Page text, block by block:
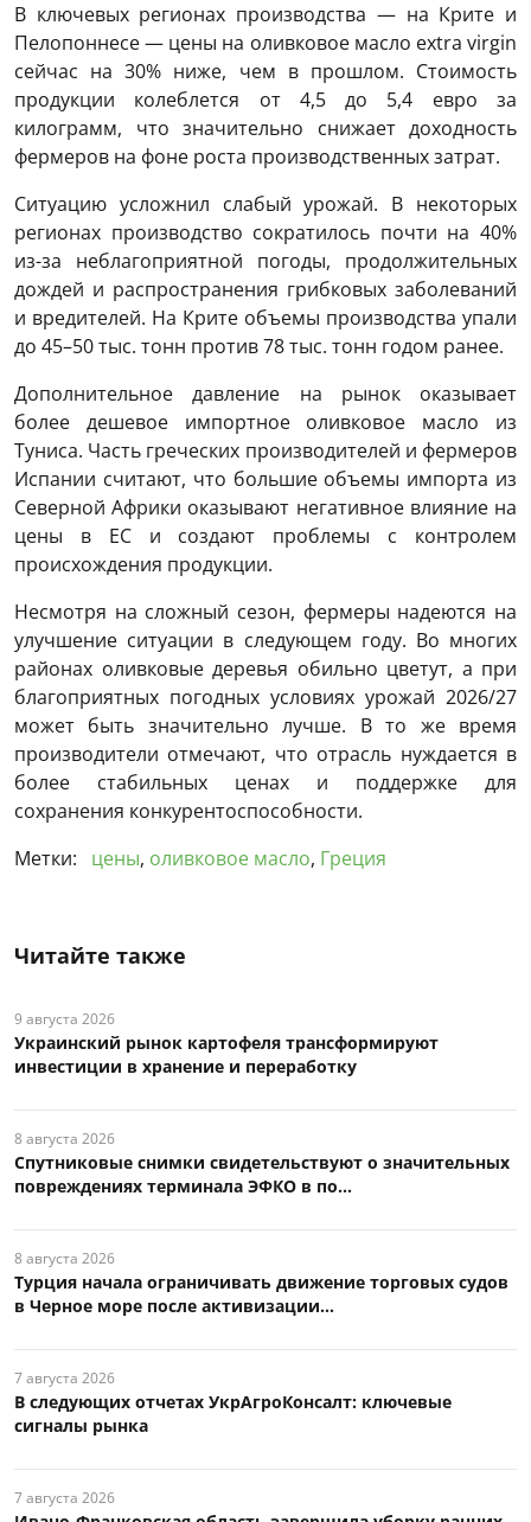
В ключевых регионах производства — на Крите и
Пелопоннесе — цены на оливковое масло extra virgin
сейчас на 30% ниже, чем в прошлом. Стоимость
продукции колеблется от 4,5 до 5,4 евро за
килограмм, что значительно снижает доходность
фермеров на фоне роста производственных затрат.
Ситуацию усложнил слабый урожай. В некоторых
регионах производство сократилось почти на 40%
из-за неблагоприятной погоды, продолжительных
дождей и распространения грибковых заболеваний
и вредителей. На Крите объемы производства упали
до 45–50 тыс. тонн против 78 тыс. тонн годом ранее.
Дополнительное давление на рынок оказывает
более дешевое импортное оливковое масло из
Туниса. Часть греческих производителей и фермеров
Испании считают, что большие объемы импорта из
Северной Африки оказывают негативное влияние на
цены в ЕС и создают проблемы с контролем
происхождения продукции.
Несмотря на сложный сезон, фермеры надеются на
улучшение ситуации в следующем году. Во многих
районах оливковые деревья обильно цветут, а при
благоприятных погодных условиях урожай 2026/27
может быть значительно лучше. В то же время
производители отмечают, что отрасль нуждается в
более стабильных ценах и поддержке для
сохранения конкурентоспособности.
Метки:
цены, оливковое масло, Греция
Читайте также
9 августа 2026
Украинский рынок картофеля трансформируют
инвестиции в хранение и переработку
8 августа 2026
Спутниковые снимки свидетельствуют о значительных
повреждениях терминала ЭФКО в по...
8 августа 2026
Турция начала ограничивать движение торговых судов
в Черное море после активизации...
7 августа 2026
В следующих отчетах УкрАгроКонсалт: ключевые
сигналы рынка
7 августа 2026